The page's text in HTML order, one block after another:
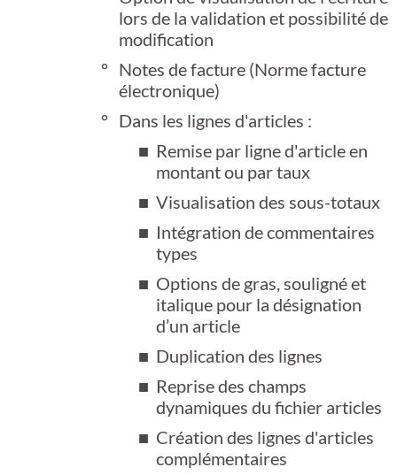
lors de la validation et possibilité de
modification
Notes de facture (Norme facture
électronique)
Dans les lignes d'articles :
Remise par ligne d'article en
montant ou par taux
Visualisation des sous-totaux
Intégration de commentaires
types
Options de gras, souligné et
italique pour la désignation
d’un article
Duplication des lignes
Reprise des champs
dynamiques du fichier articles
Création des lignes d'articles
complémentaires